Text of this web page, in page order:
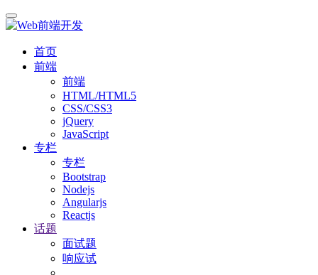
首页
前端
前端
HTML/HTML5
CSS/CSS3
jQuery
JavaScript
专栏
专栏
Bootstrap
Nodejs
Angularjs
Reactjs
话题
面试题
响应试